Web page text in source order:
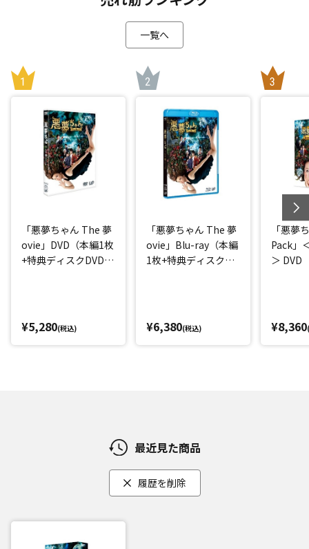
一覧へ
「悪夢ちゃん The 夢
ovie」DVD（本編1枚
+特典ディスクDVD1
¥5,280(税込)
「悪夢ちゃん The 夢
ovie」Blu-ray（本編
1枚+特典ディスクBD
¥6,380(税込)
「悪夢
Pack」
＞ DVD
¥8,360
最近見た商品
履歴を削除